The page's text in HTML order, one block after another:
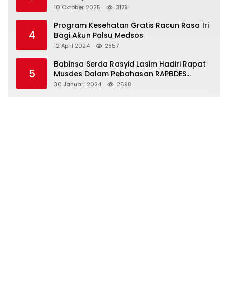
10 Oktober 2025 3179
4
Program Kesehatan Gratis Racun Rasa Iri
Bagi Akun Palsu Medsos
12 April 2024 2857
5
Babinsa Serda Rasyid Lasim Hadiri Rapat
Musdes Dalam Pebahasan RAPBDES
Bereliku 2024
30 Januari 2024 2698